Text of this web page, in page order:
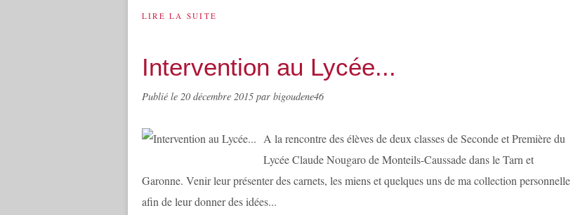
LIRE LA SUITE
Intervention au Lycée...
Publié le 20 décembre 2015 par bigoudene46
A la rencontre des élèves de deux classes de Seconde et Première du
Lycée Claude Nougaro de Monteils-Caussade dans le Tarn et
Garonne. Venir leur présenter des carnets, les miens et quelques uns de ma collection personnelle
afin de leur donner des idées...